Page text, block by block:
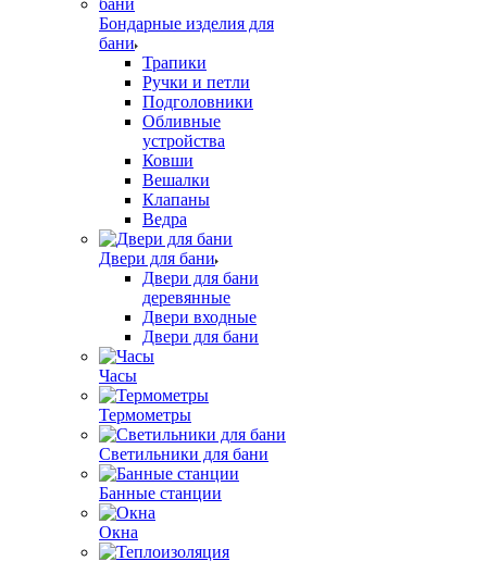
Бондарные изделия для
бани
Трапики
Ручки и петли
Подголовники
Обливные
устройства
Ковши
Вешалки
Клапаны
Ведра
Двери для бани
Двери для бани
деревянные
Двери входные
Двери для бани
Часы
Термометры
Светильники для бани
Банные станции
Окна